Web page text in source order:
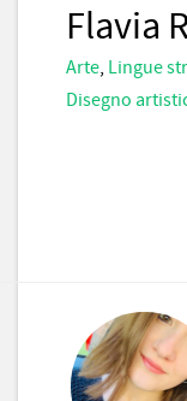
Flavia
Arte, Lingue
Disegno